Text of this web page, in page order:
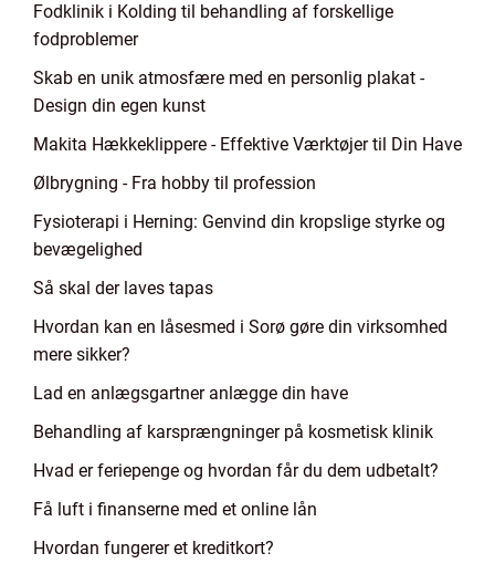
Fodklinik i Kolding til behandling af forskellige
fodproblemer
Skab en unik atmosfære med en personlig plakat -
Design din egen kunst
Makita Hækkeklippere - Effektive Værktøjer til Din Have
Ølbrygning - Fra hobby til profession
Fysioterapi i Herning: Genvind din kropslige styrke og
bevægelighed
Så skal der laves tapas
Hvordan kan en låsesmed i Sorø gøre din virksomhed
mere sikker?
Lad en anlægsgartner anlægge din have
Behandling af karsprængninger på kosmetisk klinik
Hvad er feriepenge og hvordan får du dem udbetalt?
Få luft i finanserne med et online lån
Hvordan fungerer et kreditkort?